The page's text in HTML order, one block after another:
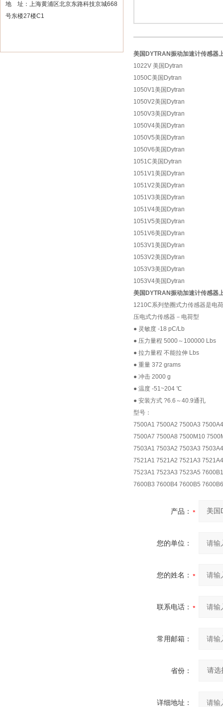
地 址：上海黄浦区北京东路科技京城668
号东楼27楼C1
美国DYTRAN振动加速计传感器
1022V 美国Dytran
1050C美国Dytran
1050V1美国Dytran
1050V2美国Dytran
1050V3美国Dytran
1050V4美国Dytran
1050V5美国Dytran
1050V6美国Dytran
1051C美国Dytran
1051V1美国Dytran
1051V2美国Dytran
1051V3美国Dytran
1051V4美国Dytran
1051V5美国Dytran
1051V6美国Dytran
1053V1美国Dytran
1053V2美国Dytran
1053V3美国Dytran
1053V4美国Dytran
美国DYTRAN振动加速计传感器
1210C系列垫圈式力传感器是电
压电式力传感器－电荷型
● 灵敏度 -18 pC/Lb
● 压力量程 5000～100000 Lbs
● 拉力量程 不能拉伸 Lbs
● 重量 372 grams
● 冲击 2000 g
● 温度 -51~204 ℃
● 安装方式 ?6.6～40.9通孔
型号：
7500A1 7500A2 7500A3
7500A7 7500A8 7500M10
7503A1 7503A2 7503A3
7521A1 7521A2 7521A3
7523A1 7523A3 7523A5
7600B3 7600B4 7600B5 7600B6
产品：
您的单位：
您的姓名：
联系电话：
常用邮箱：
省份：
详细地址：